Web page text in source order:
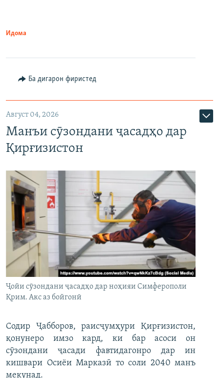
Идома
Ба дигарон фиристед
Август 04, 2026
Манъи сӯзондани ҷасадҳо дар
Қирғизистон
Ҷойи сӯзондани ҷасадҳо дар ноҳияи Симферополи
Қрим. Акс аз бойгонӣ
Содир Ҷабборов, раисҷумҳури Қирғизистон,
қонунеро имзо кард, ки бар асоси он
сӯзондани ҷасади фавтидагонро дар ин
кишвари Осиёи Марказӣ то соли 2040 манъ
мекунад.